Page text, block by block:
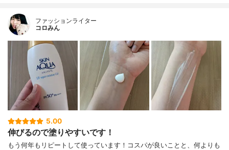
ファッションライター
コロみん
5.00
伸びるので塗りやすいです！
もう何年もリピートして使っています！コスパが良いことと、何よりも